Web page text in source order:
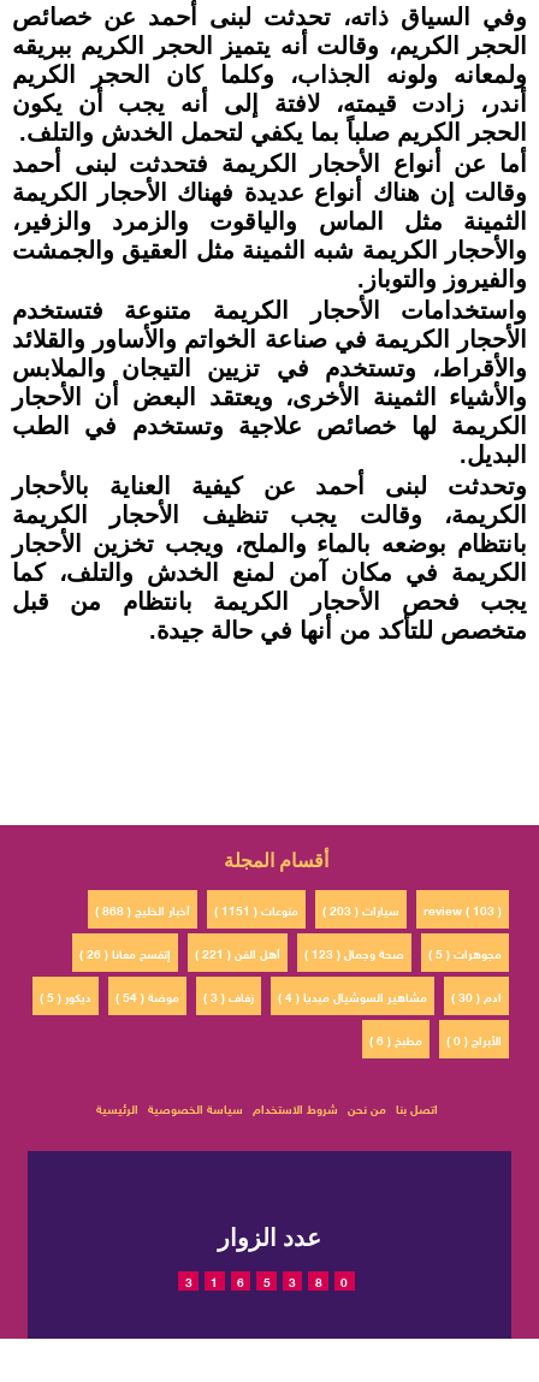
وفي السياق ذاته، تحدثت لبنى أحمد عن خصائص
الحجر الكريم، وقالت أنه يتميز الحجر الكريم ببريقه
ولمعانه ولونه الجذاب، وكلما كان الحجر الكريم
أندر، زادت قيمته، لافتة إلى أنه يجب أن يكون
الحجر الكريم صلباً بما يكفي لتحمل الخدش والتلف.
أما عن أنواع الأحجار الكريمة فتحدثت لبنى أحمد
وقالت إن هناك أنواع عديدة فهناك الأحجار الكريمة
الثمينة مثل الماس والياقوت والزمرد والزفير،
والأحجار الكريمة شبه الثمينة مثل العقيق والجمشت
والفيروز والتوباز.
واستخدامات الأحجار الكريمة متنوعة فتستخدم
الأحجار الكريمة في صناعة الخواتم والأساور والقلائد
والأقراط، وتستخدم في تزيين التيجان والملابس
والأشياء الثمينة الأخرى، ويعتقد البعض أن الأحجار
الكريمة لها خصائص علاجية وتستخدم في الطب
البديل.
وتحدثت لبنى أحمد عن كيفية العناية بالأحجار
الكريمة، وقالت يجب تنظيف الأحجار الكريمة
بانتظام بوضعه بالماء والملح، ويجب تخزين الأحجار
الكريمة في مكان آمن لمنع الخدش والتلف، كما
يجب فحص الأحجار الكريمة بانتظام من قبل
متخصص للتأكد من أنها في حالة جيدة.
أقسام المجلة
أخبار الخليج ( 868 ) منوعات ( 1151 ) سيارات ( 203 )
review ( 103 )
إتفسح معانا ( 26 )
أهل الفن ( 221 ) صحة وجمال ( 123 )
مجوهرات ( 5 )
ديكور ( 5 )
موضة ( 54 ) زفاف ( 3 ) مشاهير السوشيال ميديا ( 4 )
ادم ( 30 )
مطبخ ( 6 )
الأبراج ( 0 )
الرئيسية سياسة الخصوصية شروط الاستخدام من نحن اتصل بنا
عدد الزوار
3 1 6 5 3 8 0